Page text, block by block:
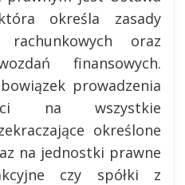
określa zasady
oraz
finansowych.
prowadzenia
na wszystkie
określone
na jednostki prawne
czy spółki z